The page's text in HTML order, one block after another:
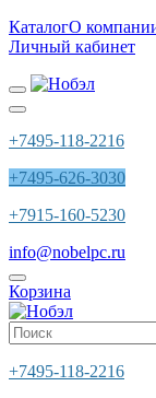
КаталогО
Личный кабинет
+7495-118-2216
+7495-626-3030
+7915-160-5230
info@nobelpc.ru
Корзина
+7495-118-2216